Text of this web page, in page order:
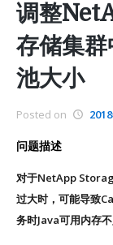
调整
存储集
池大小
Posted on
问题描述
对于NetApp
过大时，可能导致
务时Java可用内存